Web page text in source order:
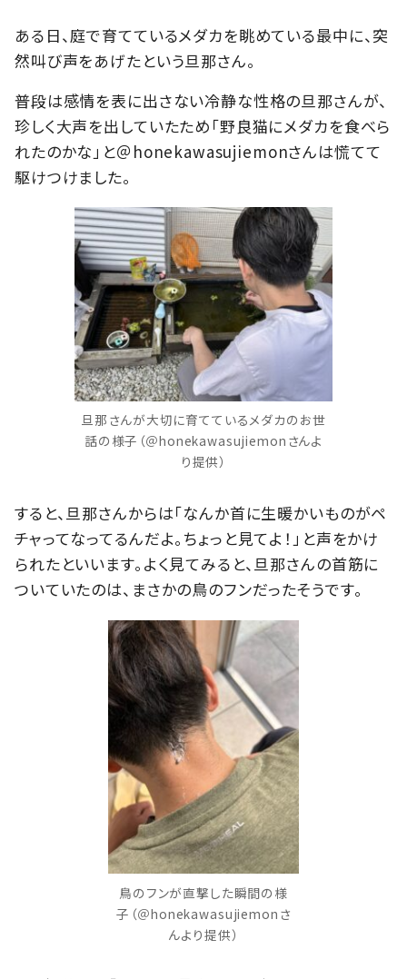
ある日、庭で育てているメダカを眺めている最中に、突
然叫び声をあげたという旦那さん。
普段は感情を表に出さない冷静な性格の旦那さんが、
珍しく大声を出していたため「野良猫にメダカを食べら
れたのかな」と＠honekawasujiemonさんは慌てて
駆けつけました。
旦那さんが大切に育てているメダカのお世
話の様子（＠honekawasujiemonさんよ
り提供）
すると、旦那さんからは「なんか首に生暖かいものがペ
チャってなってるんだよ。ちょっと見てよ！」と声をかけ
られたといいます。よく見てみると、旦那さんの首筋に
ついていたのは、まさかの鳥のフンだったそうです。
鳥のフンが直撃した瞬間の様
子（＠honekawasujiemonさ
んより提供）